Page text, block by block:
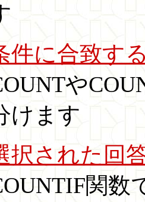
件に合致す
や
けます
択された回
関数